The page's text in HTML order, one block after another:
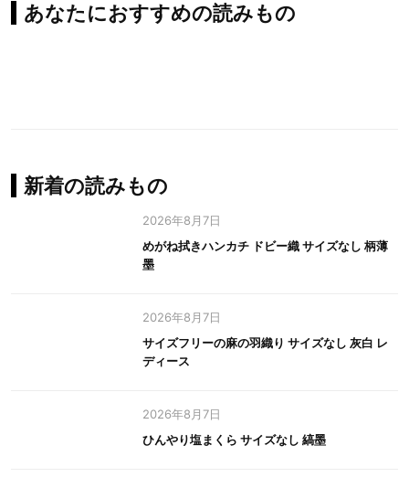
あなたにおすすめの読みもの
新着の読みもの
2026年8月7日
めがね拭きハンカチ ドビー織 サイズなし 柄薄
墨
2026年8月7日
サイズフリーの麻の羽織り サイズなし 灰白 レ
ディース
2026年8月7日
ひんやり塩まくら サイズなし 縞墨